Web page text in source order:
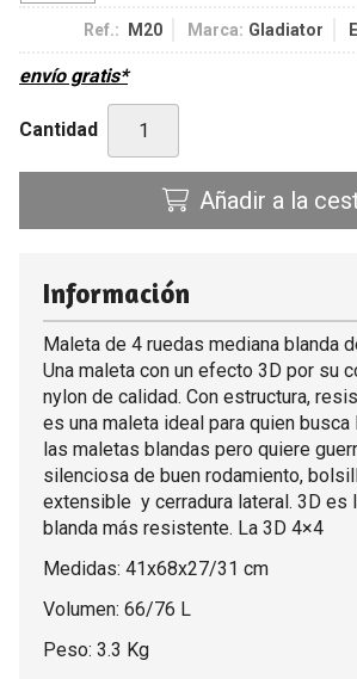
Ref.: M20 Marca: Gladiator
envío gratis*
Cantidad
Añadir a la
Información
Maleta de 4 ruedas mediana blanda
Una maleta con un efecto 3D por su
nylon de calidad. Con estructura,
es una maleta ideal para quien
las maletas blandas pero quiere
silenciosa de buen rodamiento,
extensible y cerradura lateral. 3D es
blanda más resistente. La 3D 4×4
Medidas: 41x68x27/31 cm
Volumen: 66/76 L
Peso: 3.3 Kg